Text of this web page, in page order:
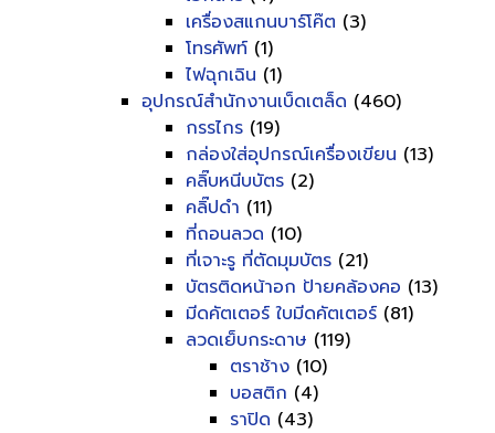
เครื่องสแกนบาร์โค๊ต (3)
โทรศัพท์ (1)
ไฟฉุกเฉิน (1)
อุปกรณ์สำนักงานเบ็ดเตล็ด (460)
กรรไกร (19)
กล่องใส่อุปกรณ์เครื่องเขียน (13)
คลิ๊บหนีบบัตร (2)
คลิ๊ปดำ (11)
ที่ถอนลวด (10)
ที่เจาะรู ที่ตัดมุมบัตร (21)
บัตรติดหน้าอก ป้ายคล้องคอ (13)
มีดคัตเตอร์ ใบมีดคัตเตอร์ (81)
ลวดเย็บกระดาษ (119)
ตราช้าง (10)
บอสติก (4)
ราปิด (43)